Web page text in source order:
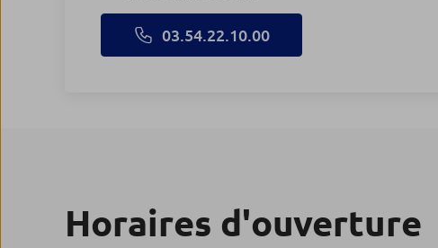
03.54.22.10.00
Horaires d'ouverture